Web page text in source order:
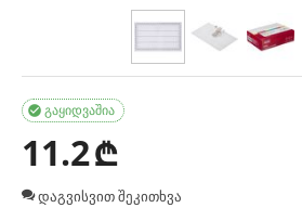
გაყიდვაშია

11.2₾
დაგვისვით შეკითხვა